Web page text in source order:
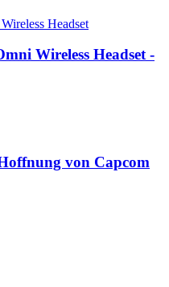
Wireless Headset -
von Capcom